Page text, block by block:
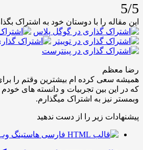
5/5
این مقاله را با دوستان خود به اشتراک
رضا معظم
همیشه سعی کرده ام بیشترین وقتم را
که در این بین تجربیات و دانسته های خودم
وبمستر نیز به اشتراک میگذارم.
پیشنهادات زیر را از دست ندهید